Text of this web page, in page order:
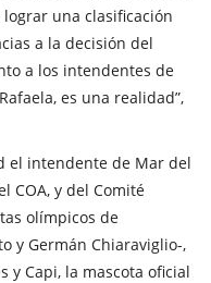
una clasificación
a la decisión del
a los intendentes de
es una realidad”,
el intendente de Mar del
COA, y del Comité
olímpicos de
y Germán Chiaraviglio-,
y Capi, la mascota oficial